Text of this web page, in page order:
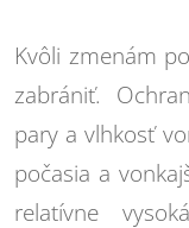
Kvôli zmenám
zabrániť.
pary a vlhkosť
počasia a
relatívne